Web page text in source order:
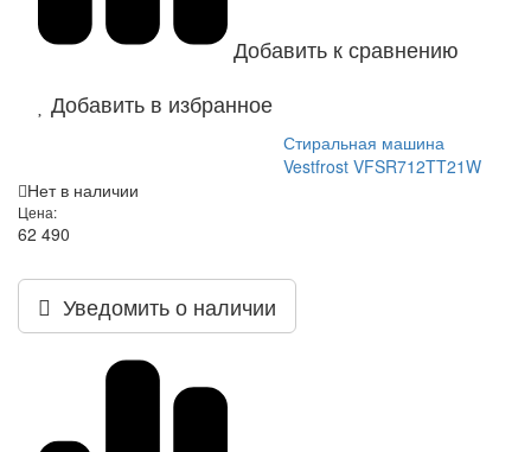
Добавить к сравнению
Добавить в избранное
Стиральная машина
Vestfrost VFSR712TT21W
Нет в наличии
Цена:
62 490
Уведомить о наличии